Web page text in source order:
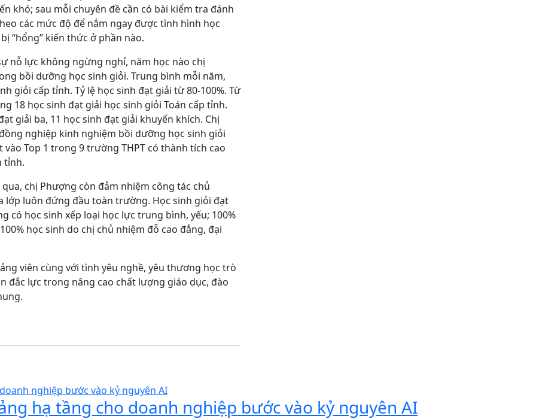
khó; sau mỗi chuyên đề cần có bài kiểm tra đánh
các mức độ để nắm ngay được tình hình học
“hổng” kiến thức ở phần nào.
nỗ lực không ngừng nghỉ, năm học nào chị
bồi dưỡng học sinh giỏi. Trung bình mỗi năm,
giỏi cấp tỉnh. Tỷ lệ học sinh đạt giải từ 80-100%. Từ
18 học sinh đạt giải học sinh giỏi Toán cấp tỉnh.
giải ba, 11 học sinh đạt giải khuyến khích. Chị
nghiệp kinh nghiệm bồi dưỡng học sinh giỏi
Top 1 trong 9 trường THPT có thành tích cao
tỉnh.
chị Phượng còn đảm nhiệm công tác chủ
lớp luôn đứng đầu toàn trường. Học sinh giỏi đạt
có học sinh xếp loại học lực trung bình, yếu; 100%
học sinh do chị chủ nhiệm đỗ cao đẳng, đại
viên cùng với tình yêu nghề, yêu thương học trò
đắc lực trong nâng cao chất lượng giáo dục, đào
hạ tầng cho doanh nghiệp bước vào kỷ nguyên AI